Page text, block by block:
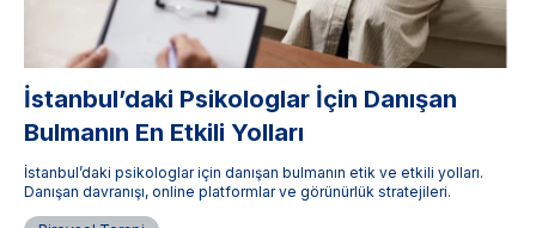
İstanbul’daki Psikologlar İçin Danışan
Bulmanın En Etkili Yolları
İstanbul’daki psikologlar için danışan bulmanın etik ve etkili yolları.
Danışan davranışı, online platformlar ve görünürlük stratejileri.